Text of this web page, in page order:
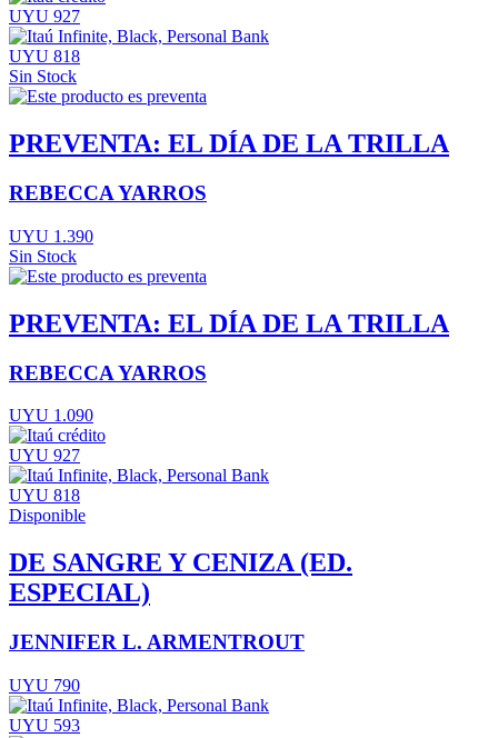
UYU 927
UYU 818
Sin Stock
PREVENTA: EL DÍA DE LA TRILLA
REBECCA YARROS
UYU 1.390
Sin Stock
PREVENTA: EL DÍA DE LA TRILLA
REBECCA YARROS
UYU 1.090
UYU 927
UYU 818
Disponible
DE SANGRE Y CENIZA (ED.
ESPECIAL)
JENNIFER L. ARMENTROUT
UYU 790
UYU 593